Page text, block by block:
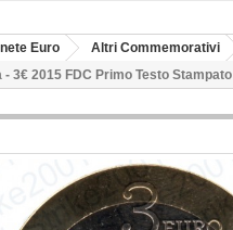
Euro Altri Commemorativi
- 3€ 2015 FDC Primo Testo Stampato